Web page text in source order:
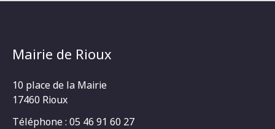
Mairie de Rioux
10 place de la Mairie
17460 Rioux
Téléphone : 05 46 91 60 27